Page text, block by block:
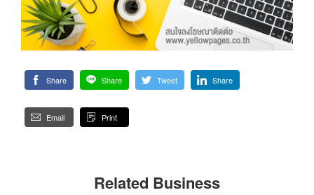
Share Share Tweet Share
Email Print
Related Business